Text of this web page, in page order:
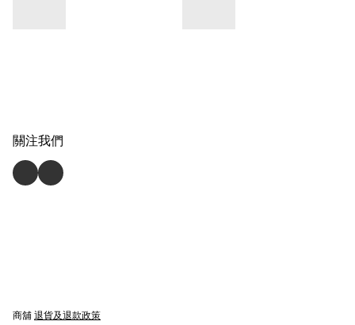
關注我們
商舖 退貨及退款政策